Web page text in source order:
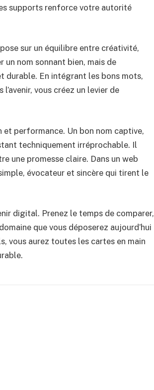
supports renforce votre autorité
sur un équilibre entre créativité,
nom sonnant bien, mais de
durable. En intégrant les bons mots,
vous créez un levier de
et performance. Un bon nom captive,
techniquement irréprochable. Il
une promesse claire. Dans un web
évocateur et sincère qui tirent le
digital. Prenez le temps de comparer,
que vous déposerez aujourd’hui
vous aurez toutes les cartes en main